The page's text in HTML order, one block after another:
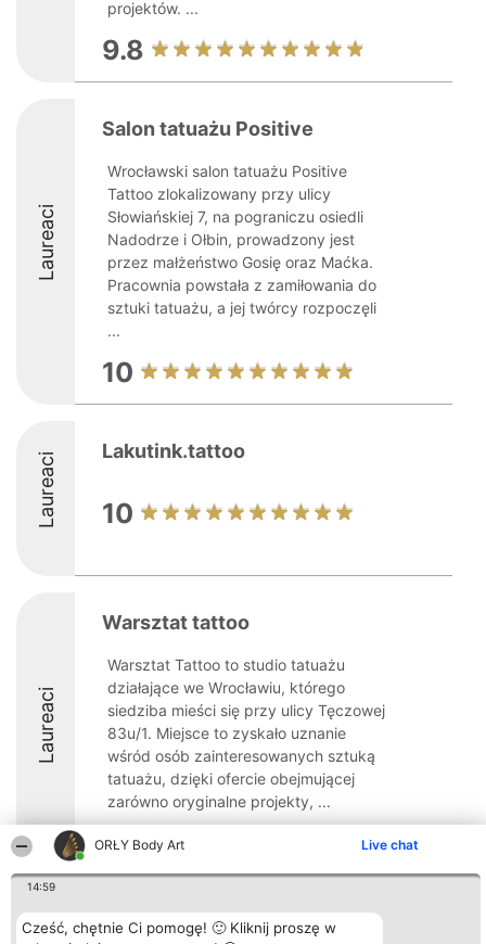
ORŁY Body Art Live chat
14:59
Cześć, chętnie Ci pomogę! 🙂 Kliknij proszę w
projektów. ...
9.8
Laureaci
Salon tatuażu Positive
Wrocławski salon tatuażu Positive
Tattoo zlokalizowany przy ulicy
Słowiańskiej 7, na pograniczu osiedli
Nadodrze i Ołbin, prowadzony jest
przez małżeństwo Gosię oraz Maćka.
Pracownia powstała z zamiłowania do
sztuki tatuażu, a jej twórcy rozpoczęli
...
10
Laureaci Lakutink.tattoo
10
Laureaci
Warsztat tattoo
Warsztat Tattoo to studio tatuażu
działające we Wrocławiu, którego
siedziba mieści się przy ulicy Tęczowej
83u/1. Miejsce to zyskało uznanie
wśród osób zainteresowanych sztuką
tatuażu, dzięki ofercie obejmującej
zarówno oryginalne projekty, ...
10
Organizator plebiscytu
Bright Side Solutions sp. z o.
Plebiscyt
Laureaci Kontakt